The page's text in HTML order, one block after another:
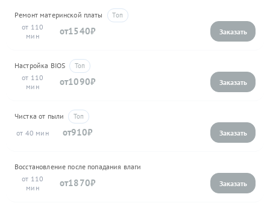
Ремонт материнской платы
110
1540
Настройка BIOS
110
1090
Чистка от пыли
40
910
Восстановление после попадания влаги
110
1870